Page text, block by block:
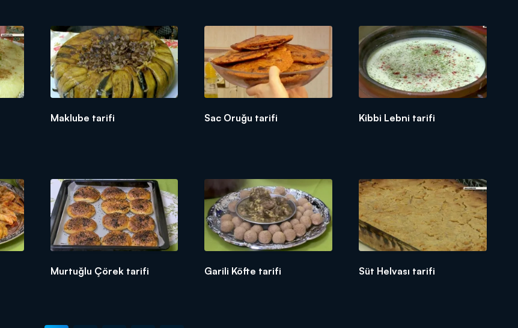
Maklube tarifi Sac Oruğu tarifi Kibbi Lebni tarifi
Murtuğlu Çörek tarifi Garili Köfte tarifi Süt Helvası tarifi